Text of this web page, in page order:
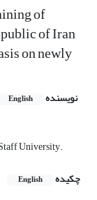
of
of Iran
on newly
نویسنده English
University.
چکیده
English